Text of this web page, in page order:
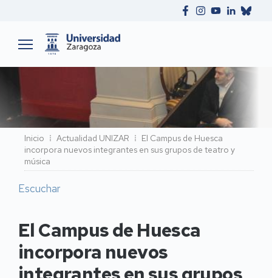
Ruta
de
navegación
Inicio Actualidad UNIZAR
El Campus de Huesca
incorpora nuevos integrantes en sus grupos de teatro y
música
Escuchar
El Campus de Huesca
incorpora nuevos